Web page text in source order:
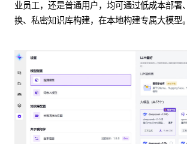
业员工，还是普通用户，均可通过低成本部署
换、私密知识库构建，在本地构建专属大模型。